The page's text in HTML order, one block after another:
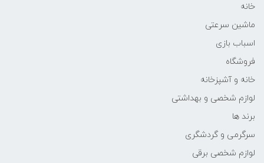
خانه
ماشین سرعتی
اسباب بازی
فروشگاه
خانه و آشپزخانه
لوازم شخصی و بهداشتی
برند ها
سرگرمی و گردشگری
لوازم شخصی برقی